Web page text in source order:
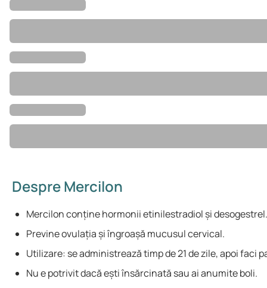
Despre Mercilon
Mercilon conține hormonii etinilestradiol și desogestrel.
Previne ovulația și îngroașă mucusul cervical.
Utilizare: se administrează timp de 21 de zile, apoi faci
Nu e potrivit dacă ești însărcinată sau ai anumite boli.